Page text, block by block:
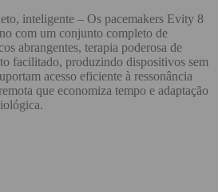
inteligente – Os pacemakers Evity 8
com um conjunto completo de
abrangentes, terapia poderosa de
facilitado, produzindo dispositivos sem
acesso eficiente à ressonância
que economiza tempo e adaptação